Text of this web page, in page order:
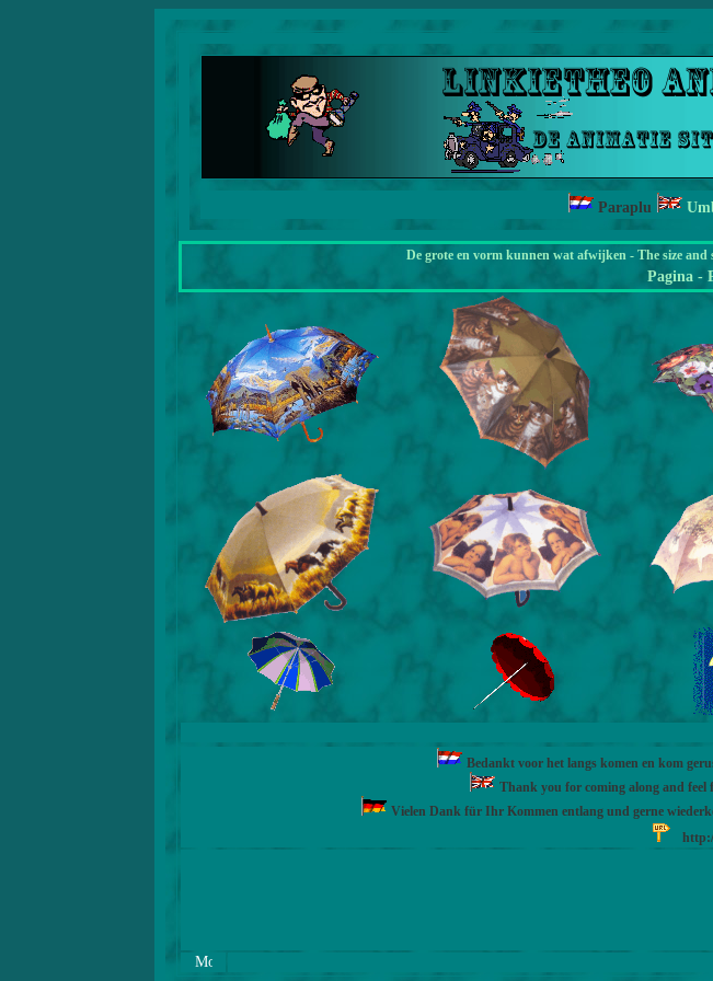
Paraplu
De grote en vorm kunnen wat afwijken - The size
Pagina -
Bedankt voor het langs komen en kom
Thank you for coming along and feel
Vielen Dank für Ihr Kommen entlang und gerne